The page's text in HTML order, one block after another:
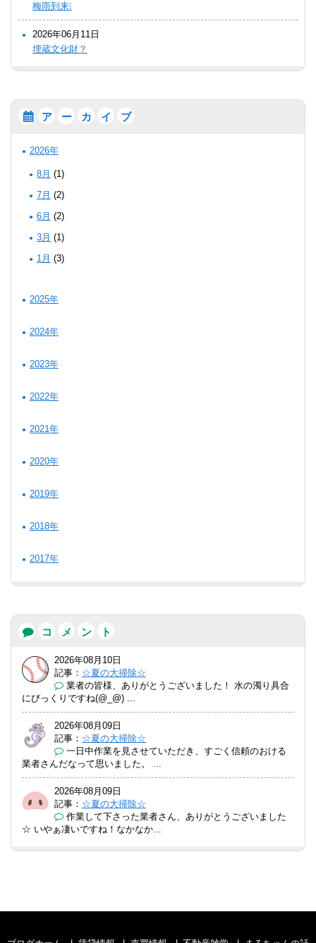
梅雨到来❕
2026年06月11日
埋蔵文化財？
ア ー カ イ ブ
2026年
8月 (1)
7月 (2)
6月 (2)
3月 (1)
1月 (3)
2025年
2024年
2023年
2022年
2021年
2020年
2019年
2018年
2017年
コ メ ン ト
2026年08月10日
記事： ☆夏の大掃除☆
業者の皆様、ありがとうございました！ 水の濁り具合
にびっくりですね(@_@) ...
2026年08月09日
記事： ☆夏の大掃除☆
一日中作業を見させていただき、すごく信頼のおける
業者さんだなって思いました。 ...
2026年08月09日
記事： ☆夏の大掃除☆
作業して下さった業者さん、ありがとうございました
☆ いやぁ凄いですね！なかなか...